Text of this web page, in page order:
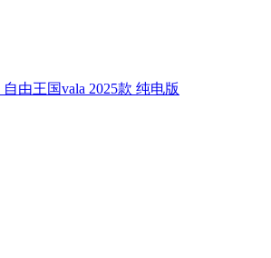
由王国vala 2025款 纯电版